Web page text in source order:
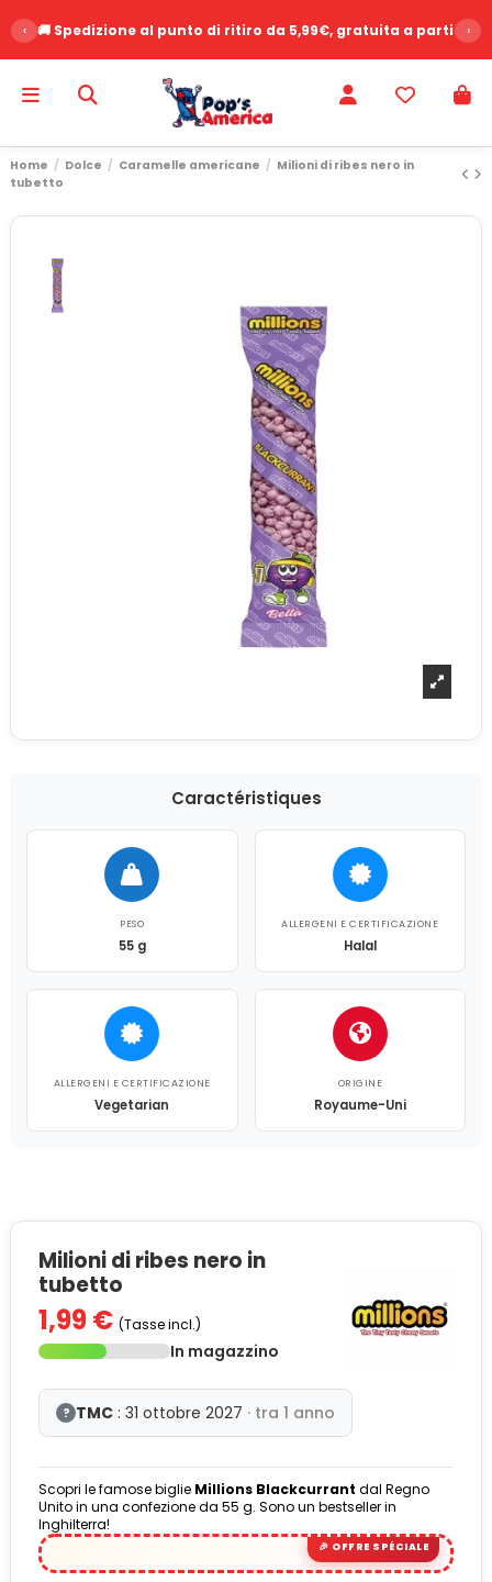
‹ 🚚 Spedizione al punto di ritiro da 5,99€, gratuita a partire›
Home Dolce Caramelle americane
Milioni di ribes nero in
tubetto
Caractéristiques
PESO
55 g
ALLERGENI E CERTIFICAZIONE
Halal
ALLERGENI E CERTIFICAZIONE
Vegetarian
ORIGINE
Royaume-Uni
Milioni di ribes nero in
tubetto
1,99 € (Tasse incl.)
In magazzino
? TMC : 31 ottobre 2027 · tra 1 anno
Scopri le famose biglie Millions Blackcurrant dal Regno
Unito in una confezione da 55 g. Sono un bestseller in
Inghilterra!